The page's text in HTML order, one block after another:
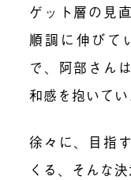
ゲット層の見
順調に伸びて
で、阿部さん
和感を抱いてい
徐々に、目指
くる、そんな